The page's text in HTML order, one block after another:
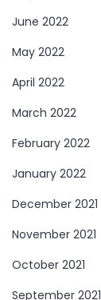
June 2022
May 2022
April 2022
March 2022
February 2022
January 2022
December 2021
November 2021
October 2021
September 2021